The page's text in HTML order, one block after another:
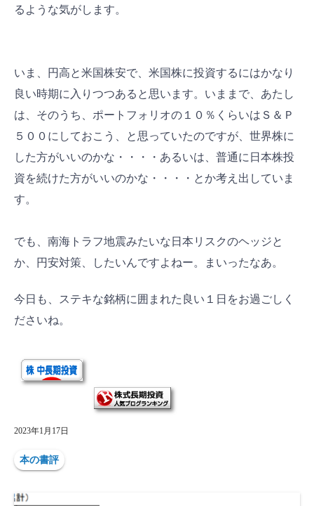
るような気がします。
いま、円高と米国株安で、米国株に投資するにはかなり
良い時期に入りつつあると思います。いままで、あたし
は、そのうち、ポートフォリオの１０％くらいはＳ＆Ｐ
５００にしておこう、と思っていたのですが、世界株に
した方がいいのかな・・・・あるいは、普通に日本株投
資を続けた方がいいのかな・・・・とか考え出していま
す。
でも、南海トラフ地震みたいな日本リスクのヘッジと
か、円安対策、したいんですよねー。まいったなあ。
今日も、ステキな銘柄に囲まれた良い１日をお過ごしく
ださいね。
2023年1月17日
本の書評